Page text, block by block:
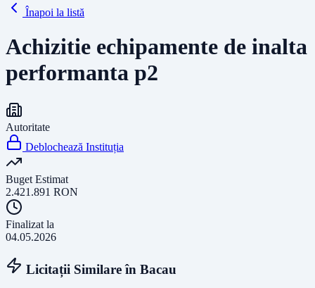
Înapoi la listă
Achizitie echipamente de inalta
performanta p2
Autoritate
Deblochează Instituția
Buget Estimat
2.421.891 RON
Finalizat la
04.05.2026
Licitații Similare în Bacau